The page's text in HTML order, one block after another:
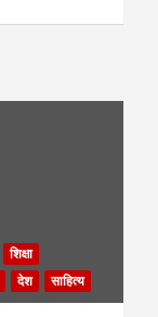
शिक्षा
देश साहित्य